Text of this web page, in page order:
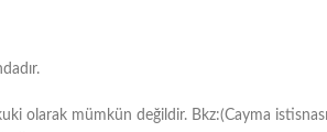
olarak mümkün değildir. Bkz:(Cayma